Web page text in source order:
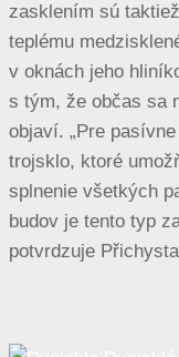
zasklením sú
teplému
v oknách jeho
s tým, že občas sa
objaví. „Pre
trojsklo, ktoré
splnenie všetkých
budov je tento typ
potvrdzuje